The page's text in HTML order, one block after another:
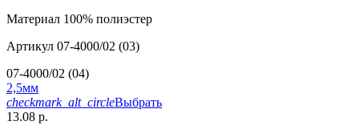
Материал 100% полиэстер
Артикул 07-4000/02 (03)
07-4000/02 (04)
2,5мм
checkmark_alt_circleВыбрать
13.08 р.